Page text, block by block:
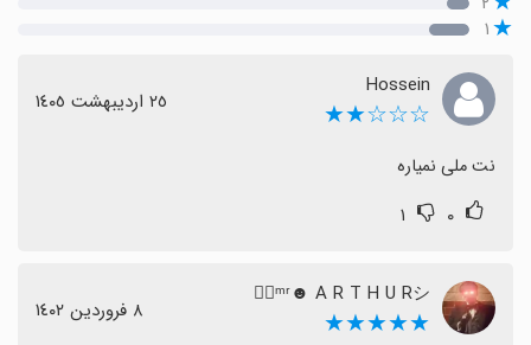
۱
Hossein
☆☆☆★★ ٢٥ اردیبهشت ١٤٠٥
نت ملی نمیاره
۰ ۱
‌‌‌‌𖤐⃟ᵐʳ☻︎ A R T H U Rシ︎
★★★★★ ٨ فروردین ١٤٠٢